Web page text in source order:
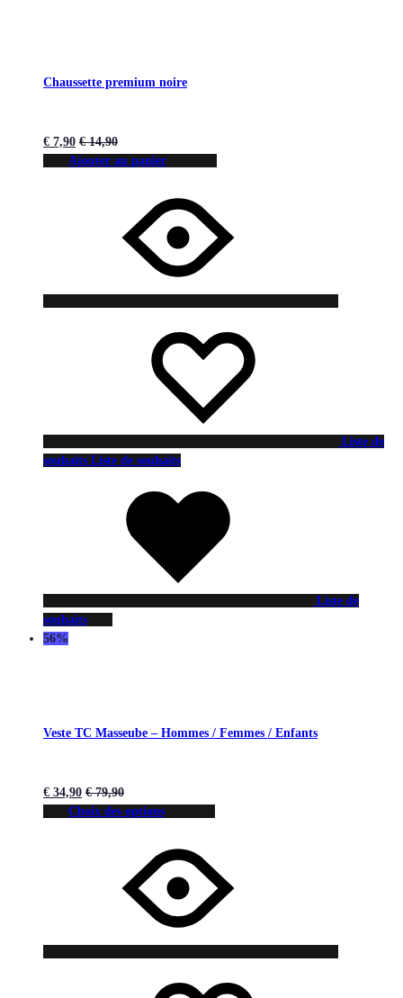
Chaussette premium noire
€ 7,90 €14,90
Ajouter au panier
Liste de
souhaits Liste de souhaits
Liste de
souhaits
56%
Veste TC Masseube – Hommes / Femmes / Enfants
€ 34,90 €79,90
Choix des options